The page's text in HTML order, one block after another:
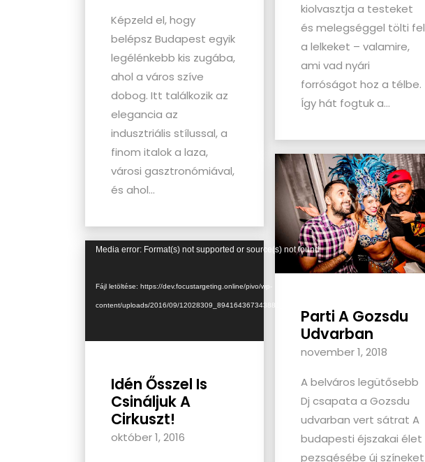
Képzeld el, hogy
belépsz Budapest egyik
legélénkebb kis zugába,
ahol a város szíve
dobog. Itt találkozik az
elegancia az
indusztriális stílussal, a
finom italok a laza,
városi gasztronómiával,
és ahol...
kiolvasztja a testeket
és melegséggel tölti fel
a lelkeket – valamire,
ami vad nyári
forróságot hoz a télbe.
Így hát fogtuk a...
Parti A Gozsdu
Udvarban
november 1, 2018
A belváros legütősebb
Dj csapata a Gozsdu
udvarban vert sátrat A
budapesti éjszakai élet
pezsgésébe új színeket
Videólejátszó
Media error: Format(s) not supported or source(s) not found
Fájl letöltése: https://dev.focustargeting.online/pivo/wp-
content/uploads/2016/09/12028309_894164367343881_1546283510_n.mp4
Idén Ősszel Is
Csináljuk A
Cirkuszt!
október 1, 2016